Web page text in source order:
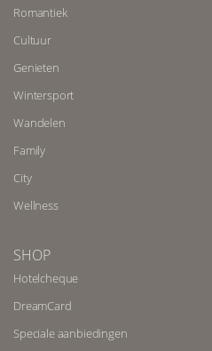
Romantiek
Cultuur
Genieten
Wintersport
Wandelen
Family
City
Wellness
SHOP
Hotelcheque
DreamCard
Speciale aanbiedingen